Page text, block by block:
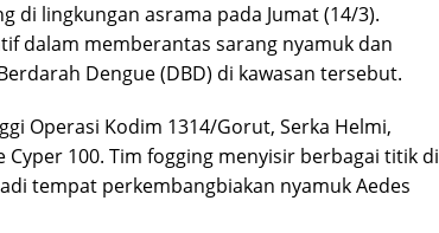
di lingkungan asrama pada Jumat (14/3).
dalam memberantas sarang nyamuk dan
Dengue (DBD) di kawasan tersebut.
Operasi Kodim 1314/Gorut, Serka Helmi,
100. Tim fogging menyisir berbagai titik di
tempat perkembangbiakan nyamuk Aedes